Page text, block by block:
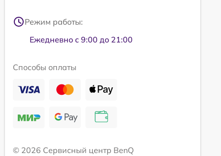
Режим работы:
Ежедневно с 9:00 до 21:00
Способы оплаты
© 2026 Сервисный центр BenQ